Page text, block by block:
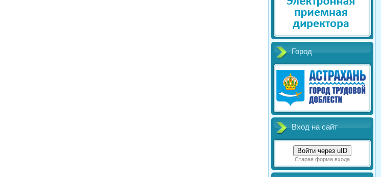
Город
Вход на сайт
Войти через uID
Старая форма входа